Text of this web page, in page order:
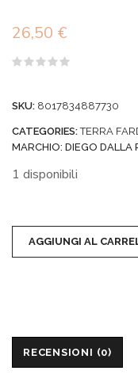
26,50 €
5
SKU: 8017834887730
CATEGORIES:TERRA
MARCHIO: DIEGO DALLA
1 disponibili
AGGIUNGI AL
RECENSIONI (0)